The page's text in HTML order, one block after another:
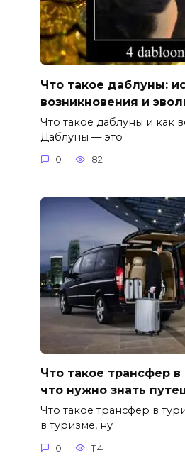
Что такое даблуны:
возникновения и
Что такое даблуны и как
Даблуны — это
0 82
Что такое трансфер в
что нужно знать
Что такое трансфер в
в туризме, ну
0 114